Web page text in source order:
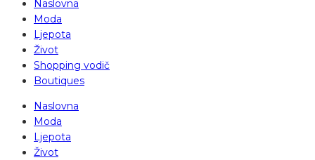
Naslovna
Moda
Ljepota
Život
Shopping vodič
Boutiques
Naslovna
Moda
Ljepota
Život